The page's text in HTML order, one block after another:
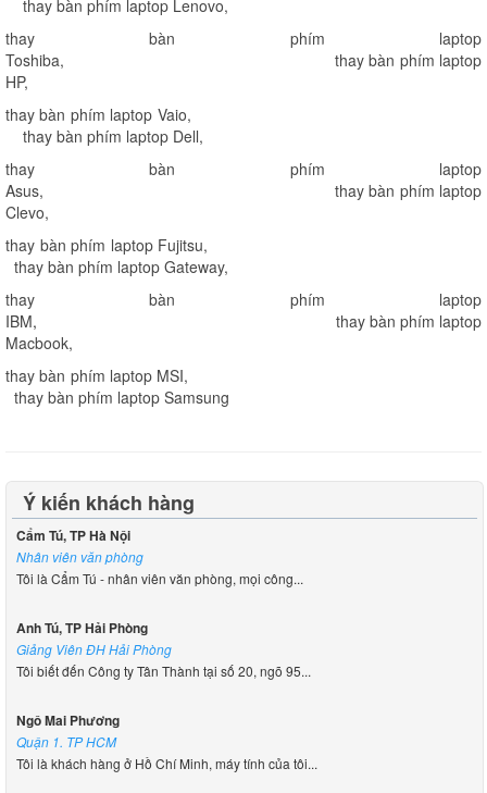
thay bàn phím laptop Lenovo,
thay bàn phím laptop
Toshiba,
thay bàn phím laptop
HP,
thay bàn phím laptop Vaio,
thay bàn phím laptop Dell,
thay bàn phím laptop
Asus,
thay bàn phím laptop
Clevo,
thay bàn phím laptop Fujitsu,
thay bàn phím laptop Gateway,
thay bàn phím laptop
IBM, thay bàn phím laptop
Macbook,
thay bàn phím laptop MSI,
thay bàn phím laptop Samsung
Ý kiến khách hàng
Cẩm Tú, TP Hà Nội
Nhân viên văn phòng
Tôi là Cẩm Tú - nhân viên văn phòng, mọi công...
Anh Tú, TP Hải Phòng
Giảng Viên ĐH Hải Phòng
Tôi biết đến Công ty Tân Thành tại số 20, ngõ 95...
Ngô Mai Phương
Quận 1. TP HCM
Tôi là khách hàng ở Hồ Chí Minh, máy tính của tôi...